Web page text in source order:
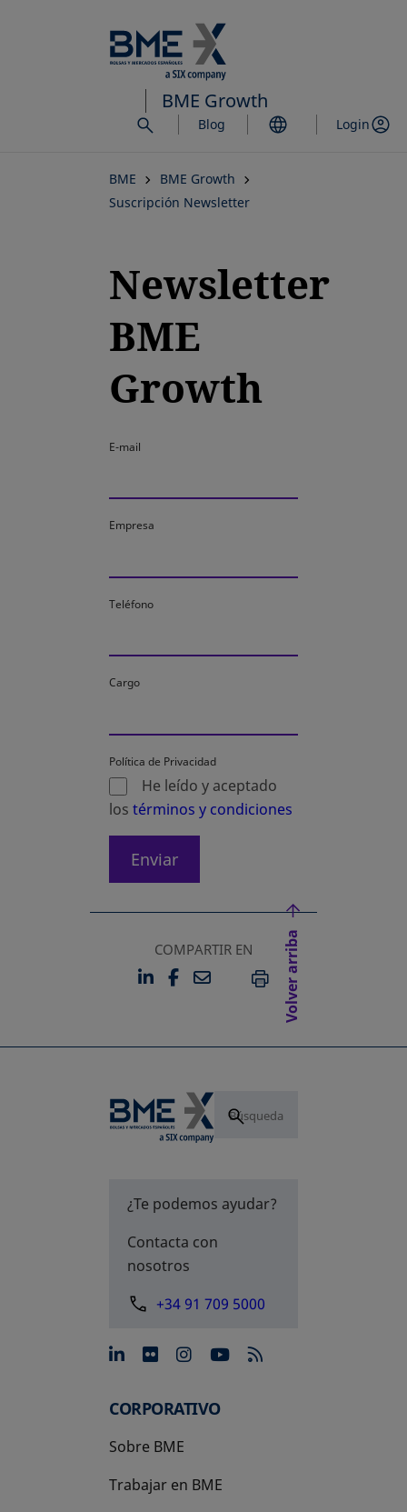
al
contenido
principal
BME Growth
Blog Login
BME
BME Growth
Suscripción Newsletter
Newsletter
BME
Growth
E-mail
Empresa
Teléfono
Cargo
Política de Privacidad
He leído y aceptado
los términos y condiciones
Enviar
COMPARTIR EN
LINKEDIN
SE ABRE EN UNA PESTAÑA
FACEBOOK
SE ABRE EN UNA
EMAILIMPRIMIR
Volver arriba
¿Te podemos ayudar?
Contacta con
nosotros
+34 91 709 5000
se abre en una pestaña
se abre en una pestaña
se abre en una
se abre en una
CORPORATIVO
Sobre BME
Trabajar en BME